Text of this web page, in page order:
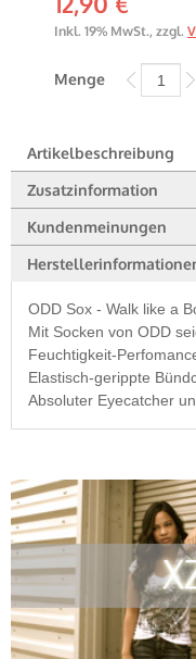
Inkl. 19% MwSt., zzgl.
Menge
Artikelbeschreibung
Zusatzinformation
Kundenmeinungen
ODD Sox - Walk like a
Mit Socken von ODD
Feuchtigkeit-
Elastisch-gerippte
Absoluter Eyecatcher